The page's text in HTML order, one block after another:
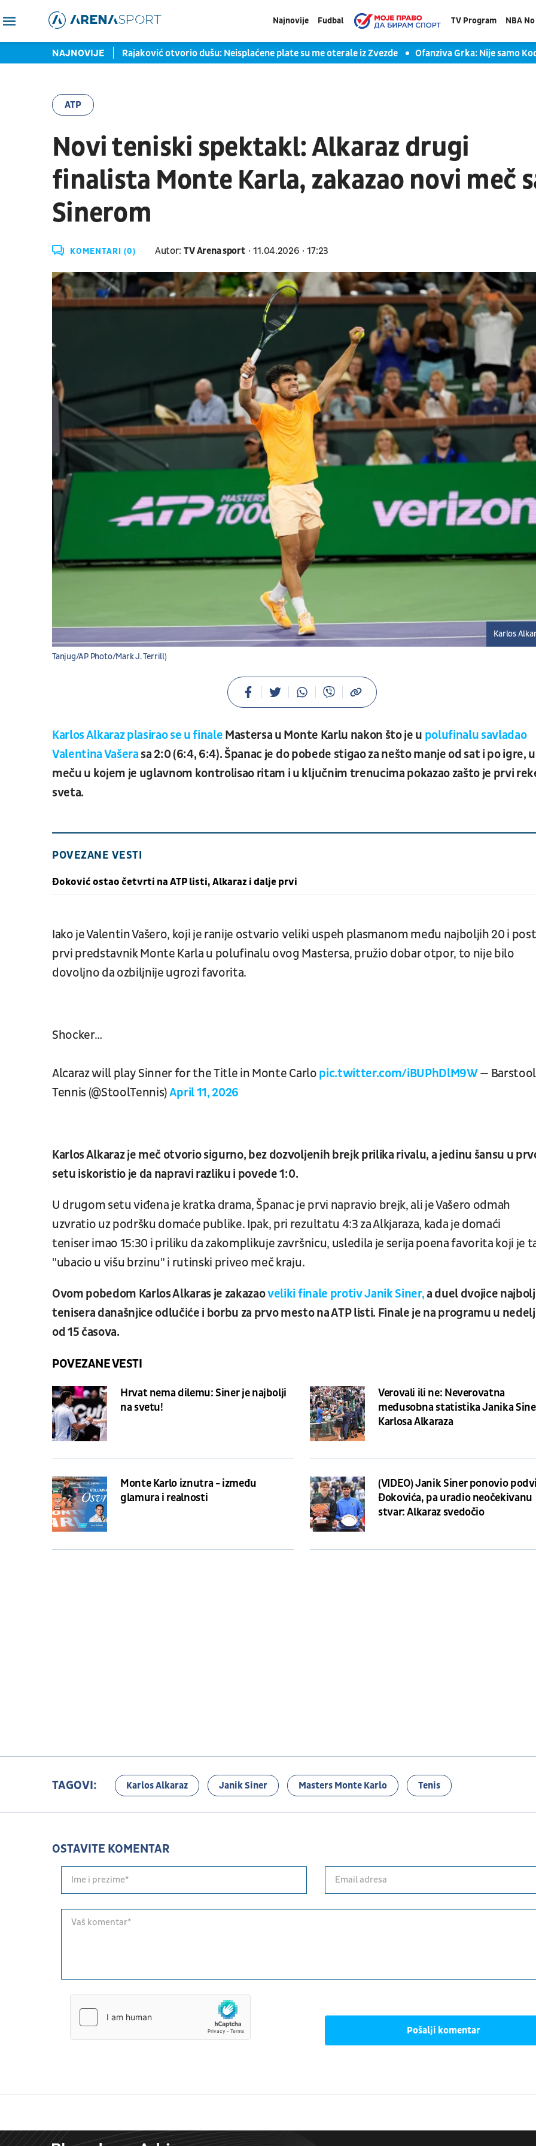
Najnovije Fudbal TV Program NBA
NAJNOVIJE
Boriće se za opstanak Rajaković otvorio dušu: Neisplaćene plate su me oterale iz Zvezde Ofanziva Grka: Nije samo
ATP
Novi teniski spektakl: Alkaraz drugi
finalista Monte Karla, zakazao novi meč
Sinerom
KOMENTARI (0) Autor: TV Arena sport 11.04.2026 17:23
Tanjug/AP Photo/Mark J. Terrill)
Karlos
Karlos Alkaraz plasirao se u finale Mastersa u Monte Karlu nakon što je u polufinalu savladao
Valentina Vašera sa 2:0 (6:4, 6:4). Španac je do pobede stigao za nešto manje od sat i po igre, u
meču u kojem je uglavnom kontrolisao ritam i u ključnim trenucima pokazao zašto je prvi
sveta.
POVEZANE VESTI
Đoković ostao četvrti na ATP listi, Alkaraz i dalje prvi
Iako je Valentin Vašero, koji je ranije ostvario veliki uspeh plasmanom među najboljih 20 i
prvi predstavnik Monte Karla u polufinalu ovog Mastersa, pružio dobar otpor, to nije bilo
dovoljno da ozbiljnije ugrozi favorita.
Shocker…
Alcaraz will play Sinner for the Title in Monte Carlo pic.twitter.com/iBUPhDlM9W— Barstool
Tennis (@StoolTennis)April 11, 2026
Karlos Alkaraz je meč otvorio sigurno, bez dozvoljenih brejk prilika rivalu, a jedinu šansu u
setu iskoristio je da napravi razliku i povede 1:0.
U drugom setu viđena je kratka drama, Španac je prvi napravio brejk, ali je Vašero odmah
uzvratio uz podršku domaće publike. Ipak, pri rezultatu 4:3 za Alkjaraza, kada je domaći
teniser imao 15:30 i priliku da zakomplikuje završnicu, usledila je serija poena favorita koji je
"ubacio u višu brzinu" i rutinski priveo meč kraju.
Ovom pobedom Karlos Alkaras je zakazaoveliki finale protiv Janik Siner,a duel dvojice
tenisera današnjice odlučiće i borbu za prvo mesto na ATP listi. Finale je na programu u
od 15 časova.
POVEZANE VESTI
Hrvat nema dilemu: Siner je najbolji
na svetu!
Verovali ili ne: Neverovatna
međusobna statistika Janika
Karlosa Alkaraza
Monte Karlo iznutra - između
glamura i realnosti
(VIDEO) Janik Siner ponovio
Đokovića, pa uradio neočekivanu
stvar: Alkaraz svedočio
TAGOVI: Karlos Alkaraz Janik Siner Masters Monte Karlo Tenis
OSTAVITE KOMENTAR
Pošalji komentar